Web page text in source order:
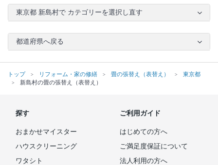
東京都 新島村で カテゴリーを選択し直す
都道府県へ戻る
トップ リフォーム・家の修繕 畳の張替え（表替え）
東京都
新島村の畳の張替え（表替え）
探す
おまかせマイスター
ハウスクリーニング
ワタシト
ご利用ガイド
はじめての方へ
ご満足度保証について
法人利用の方へ